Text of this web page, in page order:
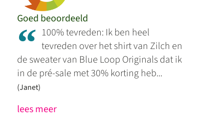
Goed beoordeeld
“ 100% tevreden: Ik ben heel
tevreden over het shirt van Zilch en
de sweater van Blue Loop Originals dat ik
in de pré-sale met 30% korting heb...
(Janet)
lees meer